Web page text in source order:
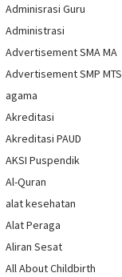
Adminisrasi Guru
Administrasi
Advertisement SMA MA
Advertisement SMP MTS
agama
Akreditasi
Akreditasi PAUD
AKSI Puspendik
Al-Quran
alat kesehatan
Alat Peraga
Aliran Sesat
All About Childbirth